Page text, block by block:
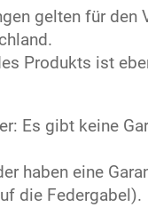
gelten für den
Produkts ist
Es gibt keine
haben eine
die Federgabel).